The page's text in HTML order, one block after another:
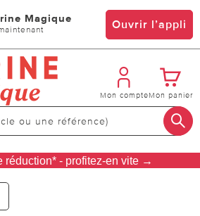
Magique Ouvrir l’appli
Mon compteMon panier
réduction* - profitez-en vite →